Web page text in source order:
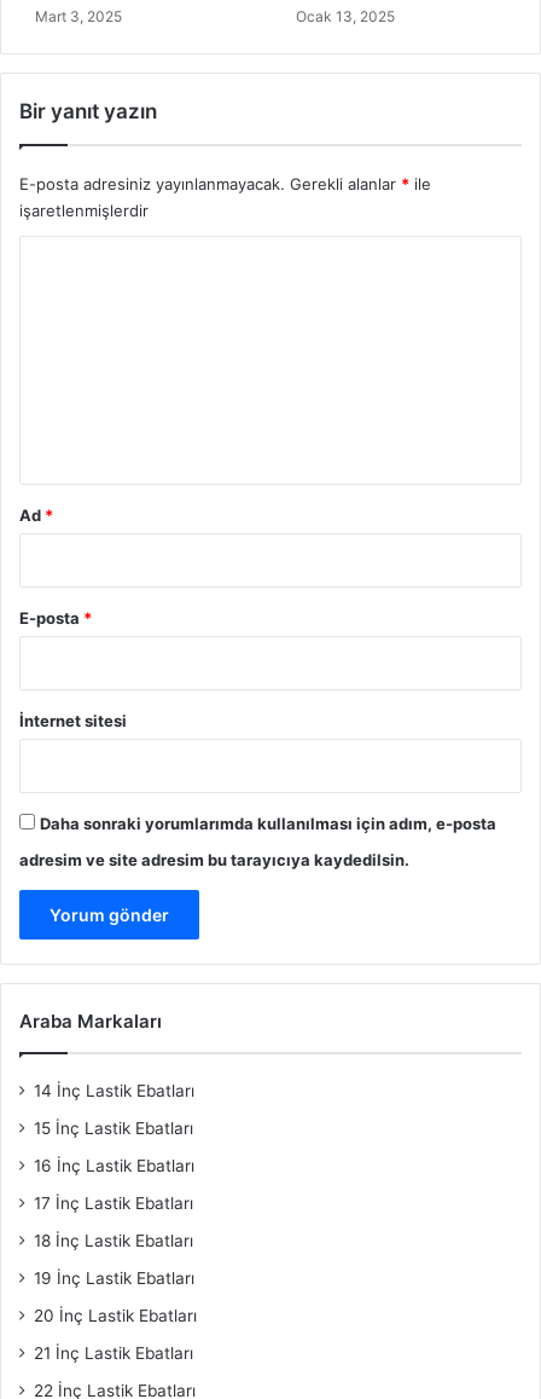
Mart 3, 2025 Ocak 13, 2025
Bir yanıt yazın
E-posta adresiniz yayınlanmayacak. Gerekli alanlar * ile
işaretlenmişlerdir
Ad *
E-posta *
İnternet sitesi
Daha sonraki yorumlarımda kullanılması için adım, e-posta
adresim ve site adresim bu tarayıcıya kaydedilsin.
Araba Markaları
14 İnç Lastik Ebatları
15 İnç Lastik Ebatları
16 İnç Lastik Ebatları
17 İnç Lastik Ebatları
18 İnç Lastik Ebatları
19 İnç Lastik Ebatları
20 İnç Lastik Ebatları
21 İnç Lastik Ebatları
22 İnç Lastik Ebatları